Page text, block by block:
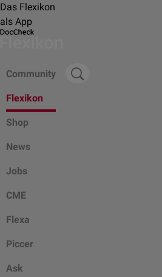
Das Flexikon
als App
Community
Flexikon
Shop
News
Jobs
CME
Flexa
Piccer
Ask